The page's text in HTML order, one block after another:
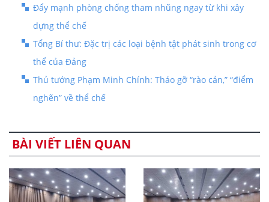
Đẩy mạnh phòng chống tham nhũng ngay từ khi xây
dựng thể chế
Tổng Bí thư: Đặc trị các loại bệnh tật phát sinh trong cơ
thể của Đảng
Thủ tướng Phạm Minh Chính: Tháo gỡ “rào cản,” “điểm
nghẽn” về thể chế
BÀI VIẾT LIÊN QUAN